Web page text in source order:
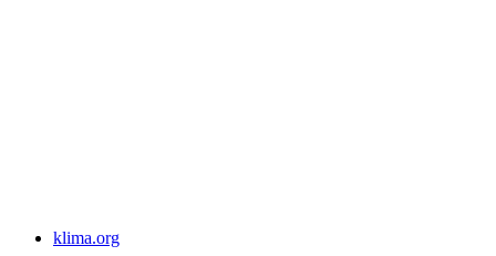
klima.org